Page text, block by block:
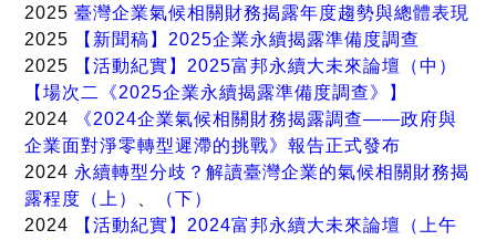
2025臺灣企業氣候相關財務揭露年度趨勢與總體表現
2025
【新聞稿】2025企業永續揭露準備度調查
2025
【活動紀實】2025富邦永續大未來論壇（中）
【場次二《2025企業永續揭露準備度調查》】
2024
《2024企業氣候相關財務揭露調查——政府與
企業面對淨零轉型遲滯的挑戰》報告正式發布
2024 永續轉型分歧？解讀臺灣企業的氣候相關財務揭
露程度（上）
（下）
2024
【活動紀實】2024富邦永續大未來論壇（上午